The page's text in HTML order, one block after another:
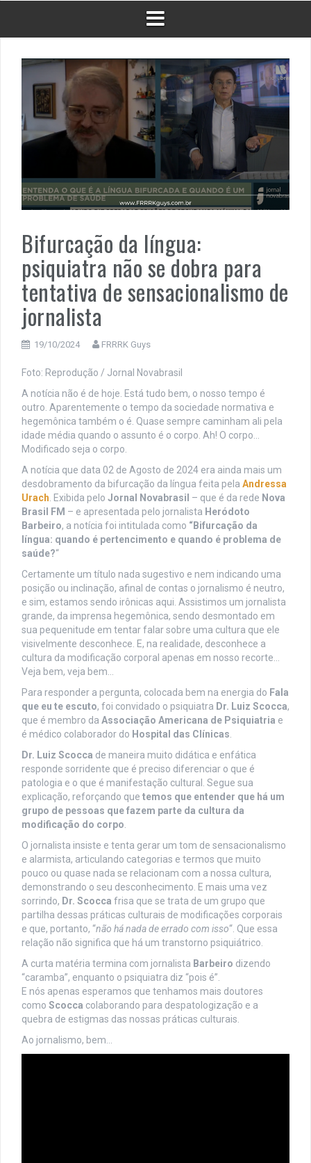
Bifurcação da língua:
psiquiatra não se dobra para
tentativa de sensacionalismo de
jornalista
19/10/2024 FRRRK Guys
Foto: Reprodução / Jornal Novabrasil
A notícia não é de hoje. Está tudo bem, o nosso tempo é
outro. Aparentemente o tempo da sociedade normativa e
hegemônica também o é. Quase sempre caminham ali pela
idade média quando o assunto é o corpo. Ah! O corpo…
Modificado seja o corpo.
A notícia que data 02 de Agosto de 2024 era ainda mais um
desdobramento da bifurcação da língua feita pela Andressa
Urach . Exibida pelo Jornal Novabrasil – que é da rede Nova
Brasil FM – e apresentada pelo jornalista Heródoto
Barbeiro, a notícia foi intitulada como “Bifurcação da
língua: quando é pertencimento e quando é problema de
saúde?“
Certamente um título nada sugestivo e nem indicando uma
posição ou inclinação, afinal de contas o jornalismo é neutro,
e sim, estamos sendo irônicas aqui. Assistimos um jornalista
grande, da imprensa hegemônica, sendo desmontado em
sua pequenitude em tentar falar sobre uma cultura que ele
visivelmente desconhece. E, na realidade, desconhece a
cultura da modificação corporal apenas em nosso recorte…
Veja bem, veja bem…
Para responder a pergunta, colocada bem na energia do Fala
que eu te escuto, foi convidado o psiquiatra Dr. Luiz Scocca,
que é membro da Associação Americana de Psiquiatria e
é médico colaborador do Hospital das Clínicas
Dr. Luiz Scocca de maneira muito didática e enfática
responde sorridente que é preciso diferenciar o que é
patologia e o que é manifestação cultural. Segue sua
explicação, reforçando que temos que entender que há um
grupo de pessoas que fazem parte da cultura da
modificação do corpo
O jornalista insiste e tenta gerar um tom de sensacionalismo
e alarmista, articulando categorias e termos que muito
pouco ou quase nada se relacionam com a nossa cultura,
demonstrando o seu desconhecimento. E mais uma vez
sorrindo, Dr. Scocca frisa que se trata de um grupo que
partilha dessas práticas culturais de modificações corporais
e que, portanto, “não há nada de errado com isso“. Que essa
relação não significa que há um transtorno psiquiátrico.
A curta matéria termina com jornalista Barbeiro dizendo
“caramba”, enquanto o psiquiatra diz “pois é”.
E nós apenas esperamos que tenhamos mais doutores
como Scocca colaborando para despatologização e a
quebra de estigmas das nossas práticas culturais.
Ao jornalismo, bem…